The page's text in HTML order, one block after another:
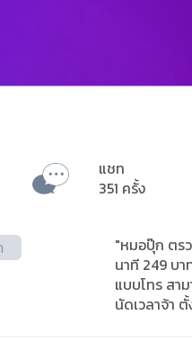
แชท
351 ครั้ง
"หมอปุ๊ก ตร
นาที 249 บ
แบบโทร สา
นัดเวลาจ้า